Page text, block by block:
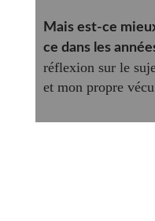
Mais est-ce
ce dans les
réflexion sur le
et mon propre